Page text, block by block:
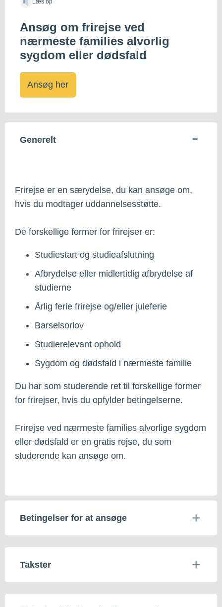
Læs op
Ansøg om frirejse ved
nærmeste families alvorlig
sygdom eller dødsfald
Ansøg her
Generelt
Frirejse er en særydelse, du kan ansøge om,
hvis du modtager uddannelsesstøtte.
De forskellige former for frirejser er:
Studiestart og studieafslutning
Afbrydelse eller midlertidig afbrydelse af
studierne
Årlig ferie frirejse og/eller juleferie
Barselsorlov
Studierelevant ophold
Sygdom og dødsfald i nærmeste familie
Du har som studerende ret til forskellige former
for frirejser, hvis du opfylder betingelserne.
Frirejse ved nærmeste families alvorlige sygdom
eller dødsfald er en gratis rejse, du som
studerende kan ansøge om.
Betingelser for at ansøge
Takster